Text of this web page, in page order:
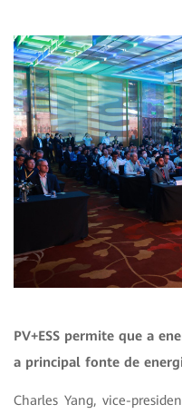
PV+ESS permite que a
a principal fonte de
Charles Yang, vice-